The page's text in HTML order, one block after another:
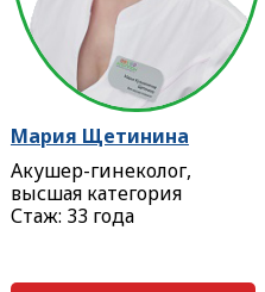
Мария Щетинина
Акушер-гинеколог,
высшая категория
Стаж: 33 года